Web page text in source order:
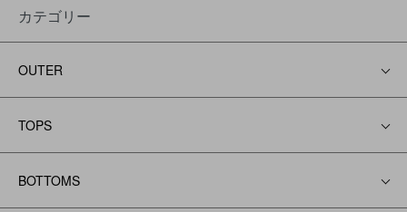
カテゴリー
OUTER
TOPS
BOTTOMS